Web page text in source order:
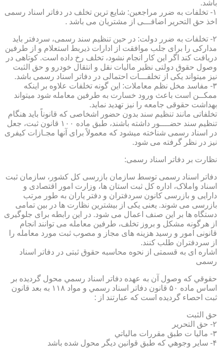
باشد.
۱- تخلفات به ضرر مراجعین: شایع ترین تخلف در دفاتر اسناد رسمی
اخذ حق التحریر اضافـــی از مشتریان می باشد .
۲- تخلفات به ضرر دولت: در حین تنظیم سند رسمی، سردفتر باید
مدارکی را برای جلب موافقت از ادارات ذیربط استعلام و از طرفین
دریافت کند اگر این کار انجام نشود، تخلف رخ داده است. کوتاهی در
وصول حقوق دولتی نظیر مالیات نقل و انتقال خودرو و حق الثبت
نیز میتواند یکی از تخلفـــات احتمالی در دفاتر اسناد رسمی باشد.
۳- مفاسد مخل نظم معاملات: این گونه تخلفات علاوه بر اینکه
ممکــن است باعث ورود خسارت به طرفین معامله شود میتواند
بهداشت حقوقی جامعه را نیز تهدید نماید.
تخلفاتی مانند تنظیم سند بدون حضور اشخاصی که قانوناً باید هنگام
تنظیم سند حضــــور داشته باشند، طبق ماده ۱۰۰ قانون ثبت، جعل
در اسناد رسمی شناخته میشود که معمولاً برای آنها مجـازات کیفری
نیز در نظر گرفته می شود.
نظارت بر دفاتر اسناد رسمی:
دفاتر اسناد رسمی توسط سازمان بازرسی کل کشور، سازمان ثبت
اسناد واملاک، اداره کل ثبت استان ها، وزارت امور اقتصادی و
دارایی و بازرسی کانون سردفتران و دفتر یاران به طور مرتب
بازرسی می شوند. یعنی یکی از بیشترین نظارت ها در بین تمامی
دستگاه ها بر این صنف اعمال می شود. در این رابطه برای جلوگیری
از هرگونه مشکل و بروز تخلف، طرفین معامله می توانند انجام
قانونی امور و رسید هزینه های مجاز و مصوب ثبت مورد معامله را
از سردفتران طلب کنند.
اشاره ای به قسمتی از نحوه محاسبه حقوق ثبتی در دفاتر اسناد
رسمی
حقوقي كه وصول آن به عهده دفاتر اسناد رسمي محول گرديده بر
اساس ماده ۵۰ قانون دفاتر اسناد رسمي و مواد ۱۱۸ به بعد قانون
ثبت احصاء گرديده است كه عبارتند از :
حق الثبت
۲- حق التحرير
۳- ماليا ت طبق مقررات مالياتي
۴- ساير وجوهي كه طبق قوانين ديگر محول شده باشد